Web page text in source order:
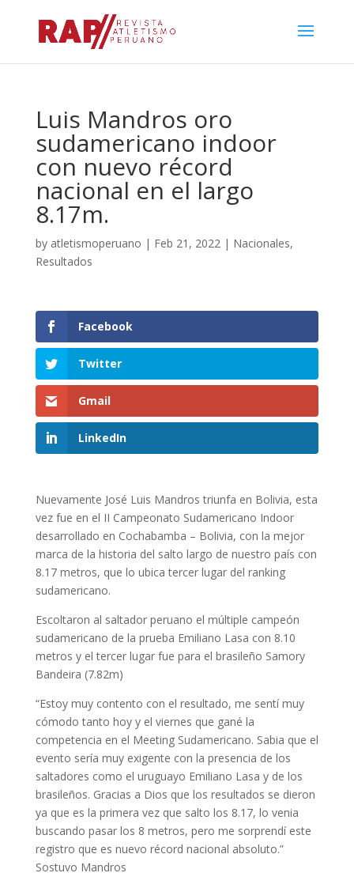
Luis Mandros oro
sudamericano indoor
con nuevo récord
nacional en el largo
8.17m.
by atletismoperuano | Feb 21, 2022| Nacionales,
Resultados
Facebook
Twitter
Gmail
LinkedIn
Nuevamente José Luis Mandros triunfa en Bolivia, esta
vez fue en el II Campeonato Sudamericano Indoor
desarrollado en Cochabamba – Bolivia, con la mejor
marca de la historia del salto largo de nuestro país con
8.17 metros, que lo ubica tercer lugar del ranking
sudamericano.
Escoltaron al saltador peruano el múltiple campeón
sudamericano de la prueba Emiliano Lasa con 8.10
metros y el tercer lugar fue para el brasileño Samory
Bandeira (7.82m)
“Estoy muy contento con el resultado, me sentí muy
cómodo tanto hoy y el viernes que gané la
competencia en el Meeting Sudamericano. Sabia que el
evento sería muy exigente con la presencia de los
saltadores como el uruguayo Emiliano Lasa y de los
brasileños. Gracias a Dios que los resultados se dieron
ya que es la primera vez que salto los 8.17, lo venia
buscando pasar los 8 metros, pero me sorprendí este
registro que es nuevo récord nacional absoluto.”
Sostuvo Mandros